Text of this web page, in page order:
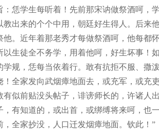
：恁学生每听着！先前那宋讷做祭酒呵，
教出来的个个中用，朝廷好生得人。后来
他。近年着那老秀才每做祭酒呵，他每都
以生徒全不务学，用着他呵，好生坏事！
学规，恁每当依着行。敢有抗拒不服、撒
！全家发向武烟瘴地面去，或充军，或充
有似前贴没头帖子，诽谤师长的，许诸人
，有知道的，或出首，或绑缚将来呵，也
，全家抄没，人口迁发烟瘴地面。钦此！”